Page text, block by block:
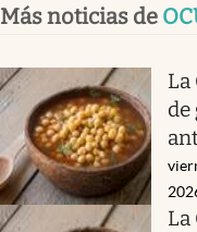
Más noticias de
La
de
La